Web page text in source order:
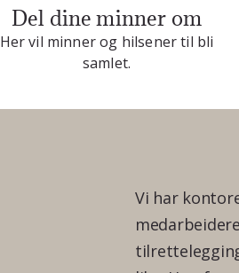
Del dine minner om
Her vil minner og hilsener til bli
samlet.
Vi har